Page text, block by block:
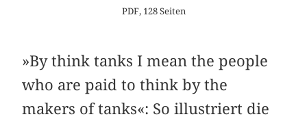
PDF, 128 Seiten
»By think tanks I mean the people
who are paid to think by the
makers of tanks«: So illustriert die